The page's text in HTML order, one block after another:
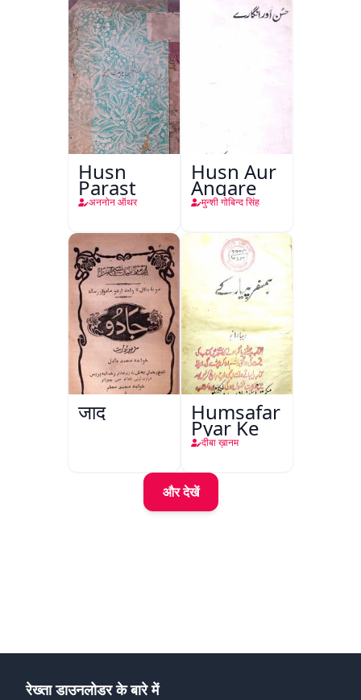
Husn
Parast
अननोन ऑथर
Husn Aur
Angare
मुन्शी गोबिन्द सिंह
जादू Humsafar
Pyar Ke
दीबा ख़ानम
और देखें
रेख्ता डाउनलोडर के बारे में